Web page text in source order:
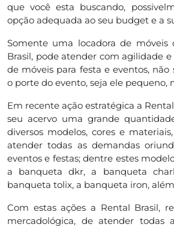
que você esta buscando,
opção adequada ao seu budget e a
Somente uma locadora de móveis
Brasil, pode atender com agilidade
de móveis para festa e eventos,
o porte do evento, seja ele pequeno,
Em recente ação estratégica a
seu acervo uma grande
diversos modelos, cores e
atender todas as demandas
eventos e festas; dentre estes
a banqueta dkr, a banqueta
banqueta tolix, a banqueta iron,
Com estas ações a Rental Brasil,
mercadológica, de atender todas